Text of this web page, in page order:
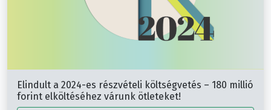
Elindult a 2024-es részvételi költségvetés – 180 millió
forint elköltéséhez várunk ötleteket!